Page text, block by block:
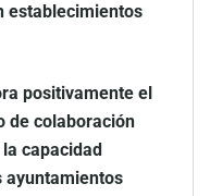
establecimientos
positivamente el
de colaboración
capacidad
ayuntamientos